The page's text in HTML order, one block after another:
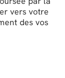
vers votre
des vos